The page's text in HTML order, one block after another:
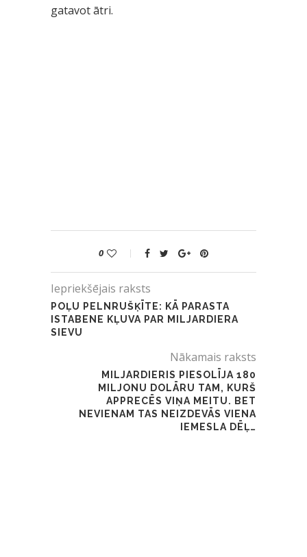
gatavot ātri.
0
Iepriekšējais raksts
POĻU PELNRUŠĶĪTE: KĀ PARASTA
ISTABENE KĻUVA PAR MILJARDIERA
SIEVU
Nākamais raksts
MILJARDIERIS PIESOLĪJA 180
MILJONU DOLĀRU TAM, KURŠ
APPRECĒS VIŅA MEITU. BET
NEVIENAM TAS NEIZDEVĀS VIENA
IEMESLA DĒĻ…